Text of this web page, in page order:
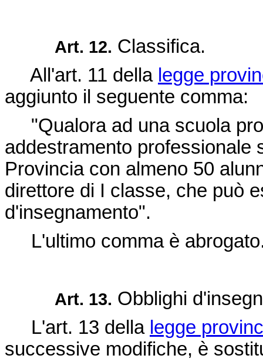
Art. 12. Classifica.
All'art. 11 della legge
aggiunto il seguente comma:
"Qualora ad una scuola
addestramento professionale
Provincia con almeno 50
direttore di I classe, che può
d'insegnamento".
L'ultimo comma è
Art. 13. Obblighi
L'art. 13 della legge
successive modifiche, è